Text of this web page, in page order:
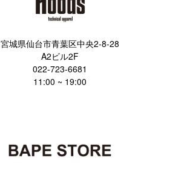
宮城県仙台市青葉区中央2-8-28
A2ビル2F
022-723-6681
11:00 ~ 19:00